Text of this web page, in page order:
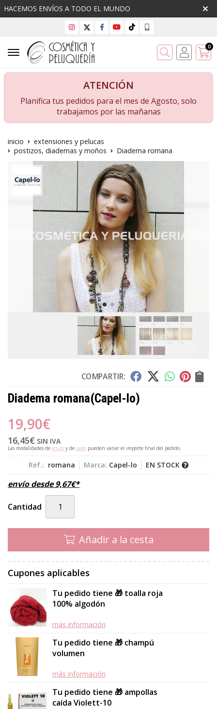
HACEMOS ENVÍOS A TODO EL MUNDO
Buscar 0
ATENCIÓN
Planifica tus pedidos para el mes de Agosto, solo
trabajamos por las mañanas
inicio
extensiones y pelucas
postizos, diademas y moños
Diadema romana
COMPARTIR:
Diadema romana(Capel-lo)
19,90€
16,45€ SIN IVA
Las modalidades de envío y de pago pueden variar el importe final del pedido.
Ref.: romana Marca: Capel-lo EN STOCK
envío desde9,67€*
Cantidad
Añadir a la cesta
Cupones aplicables
Tu pedido tiene 🎁 toalla roja
100% algodón
más información
Tu pedido tiene 🎁 champú
volumen
más información
Tu pedido tiene 🎁 ampollas
caída Violett-10